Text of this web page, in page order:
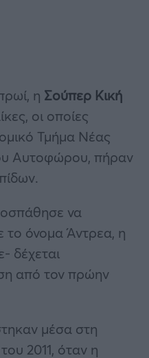
η Σούπερ Κική
οι οποίες
Τμήμα Νέας
Αυτοφώρου, πήραν
να
το όνομα Άντρεα, η
δέχεται
από τον πρώην
μέσα στη
2011, όταν η